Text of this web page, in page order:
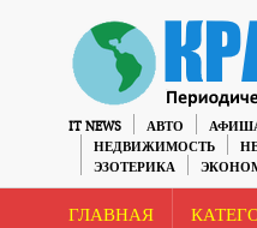
IT NEWS АВТО
НЕДВИЖИМОСТЬ
ЭЗОТЕРИКА
ГЛАВНАЯ